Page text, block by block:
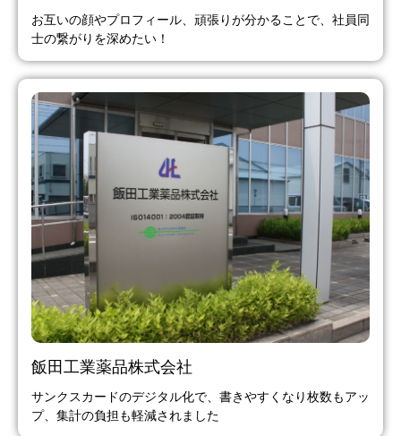
お互いの顔やプロフィール、頑張りが分かることで、社員同
士の繋がりを深めたい！
飯田工業薬品株式会社
サンクスカードのデジタル化で、書きやすくなり枚数もアッ
プ、集計の負担も軽減されました